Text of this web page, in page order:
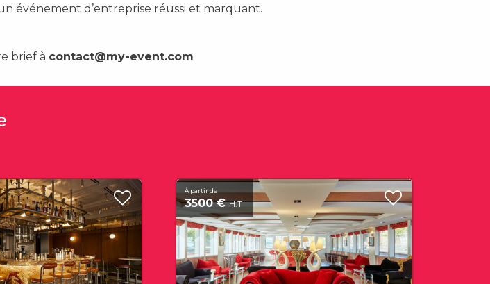
événement d’entreprise réussi et marquant.
brief à contact@my-event.com
À partir de
3500 €H.T